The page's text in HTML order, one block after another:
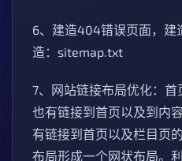
6、建造404错误页面，建
造：sitemap.txt
7、网站链接布局优化：
也有链接到首页以及到内
有链接到首页以及栏目页
布局形成一个网状布局。